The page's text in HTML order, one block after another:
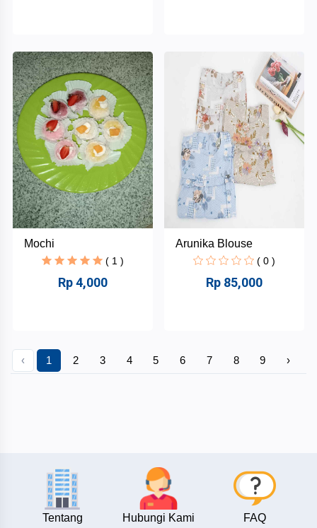
Mochi
( 1 )
Rp 4,000
Arunika Blouse
( 0 )
Rp 85,000
‹ 1 2 3 4 5 6 7 8 9 ›
Tentang
Hubungi Kami FAQ